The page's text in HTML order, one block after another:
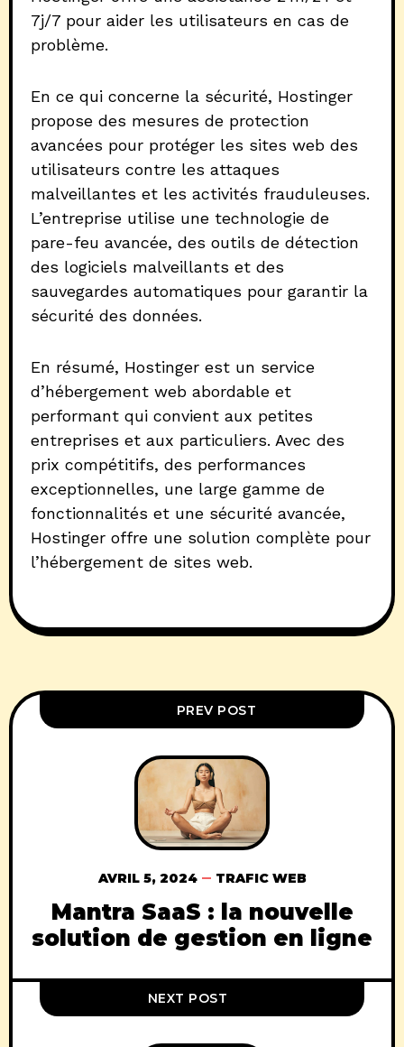
7j/7 pour aider les utilisateurs en cas de
problème.
En ce qui concerne la sécurité, Hostinger
propose des mesures de protection
avancées pour protéger les sites web des
utilisateurs contre les attaques
malveillantes et les activités frauduleuses.
L’entreprise utilise une technologie de
pare-feu avancée, des outils de détection
des logiciels malveillants et des
sauvegardes automatiques pour garantir la
sécurité des données.
En résumé, Hostinger est un service
d’hébergement web abordable et
performant qui convient aux petites
entreprises et aux particuliers. Avec des
prix compétitifs, des performances
exceptionnelles, une large gamme de
fonctionnalités et une sécurité avancée,
Hostinger offre une solution complète pour
l’hébergement de sites web.
PREV POST
AVRIL 5, 2024 TRAFIC WEB
Mantra SaaS : la nouvelle
solution de gestion en ligne
NEXT POST